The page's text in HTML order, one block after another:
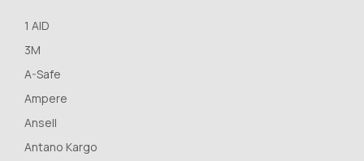
1 AID
3M
A-Safe
Ampere
Ansell
Antano Kargo